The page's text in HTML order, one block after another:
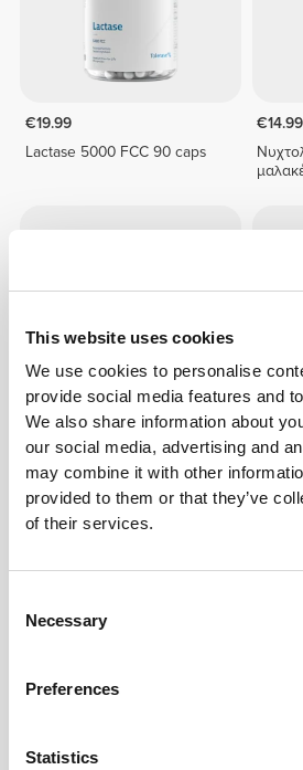
This website uses cookies
We use cookies to personalise
provide social media features and
We also share information about
our social media, advertising and
may combine it with other
provided to them or that they’ve
of their services.
Selection
Necessary
Preferences
Statistics
€19.99
Lactase 5000 FCC 90 caps
€14.99
€13.99
Glucomannan - Konjac
Mannan 150 g
€10.99
mg